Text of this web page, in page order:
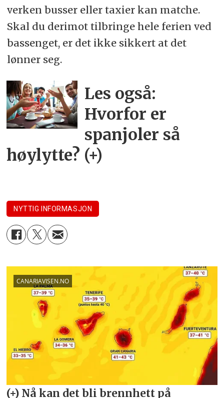
verken busser eller taxier kan matche.
Skal du derimot tilbringe hele ferien ved
bassenget, er det ikke sikkert at det
lønner seg.
Les også:
Hvorfor er
spanjoler så
høylytte? (+)
NYTTIG INFORMASJON